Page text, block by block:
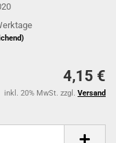
4,15 €
inkl. 20% MwSt. zzgl. Versand